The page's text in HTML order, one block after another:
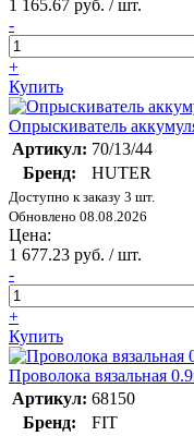
1 165.67 руб. / шт.
-
+
Купить
Опрыскиватель
Артикул: 70/13/44
Бренд:
HUTER
Доступно к заказу 3 шт.
Обновлено 08.08.2026
Цена:
1 677.23 руб. / шт.
-
+
Купить
Проволока вязальная
Артикул: 68150
Бренд:
FIT